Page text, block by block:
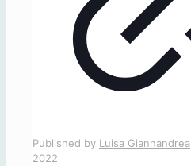
Published by Luisa Giannandrea
2022